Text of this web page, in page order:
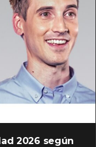
2026 según